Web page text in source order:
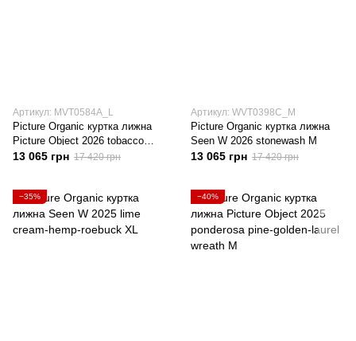
Артикул: MVT0584A_L
Picture Organic куртка лижна
Picture Object 2026 tobacco
black L
13 065 грн 17 420 грн
Артикул: WVT0398C_M
Picture Organic куртка лижна
Seen W 2026 stonewash M
13 065 грн 17 420 грн
−35% −40%